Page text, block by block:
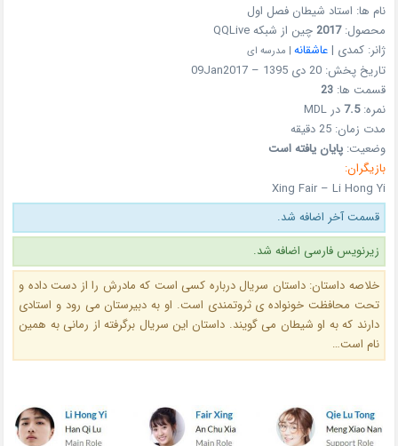
نام ها: استاد شیطان فصل اول
محصول:2017چین از شبکه QQLive
ژانر: کمدی |عاشقانه | مدرسه ای
تاریخ پخش: 20 دی 1395 – 09Jan2017
قسمت ها:23
نمره:7.5 در MDL
مدت زمان: 25 دقیقه
وضعیت:پایان یافته است
بازیگران:
Xing Fair – Li Hong Yi
قسمت آخر اضافه شد.
زیرنویس فارسی اضافه شد.
خلاصه داستان: داستان سریال درباره کسی است که مادرش را از دست داده و
تحت محافظت خونواده ی ثروتمندی است. او به دبیرستان می رود و استادی
دارند که به او شیطان می گویند. داستان این سریال برگرفته از رمانی به همین
نام است…